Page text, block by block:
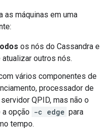
as máquinas em uma
os nós do Cassandra e
outros nós.
vários componentes de
processador de
QPID, mas não o
opção -c edge para
tempo.